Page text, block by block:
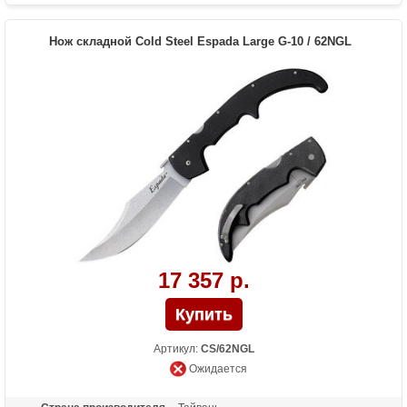
Вес (гр) 278
Нож складной Cold Steel Espada Large G-10 / 62NGL
17 357 р.
Артикул: CS/62NGL
Ожидается